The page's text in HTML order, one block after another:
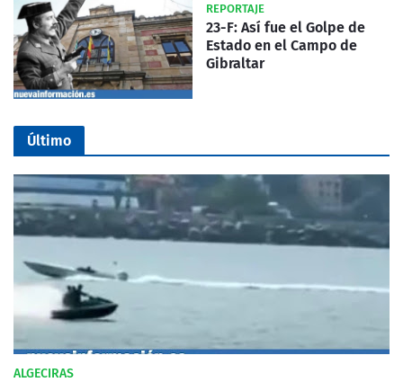
REPORTAJE
23-F: Así fue el Golpe de
Estado en el Campo de
Gibraltar
Último
ALGECIRAS